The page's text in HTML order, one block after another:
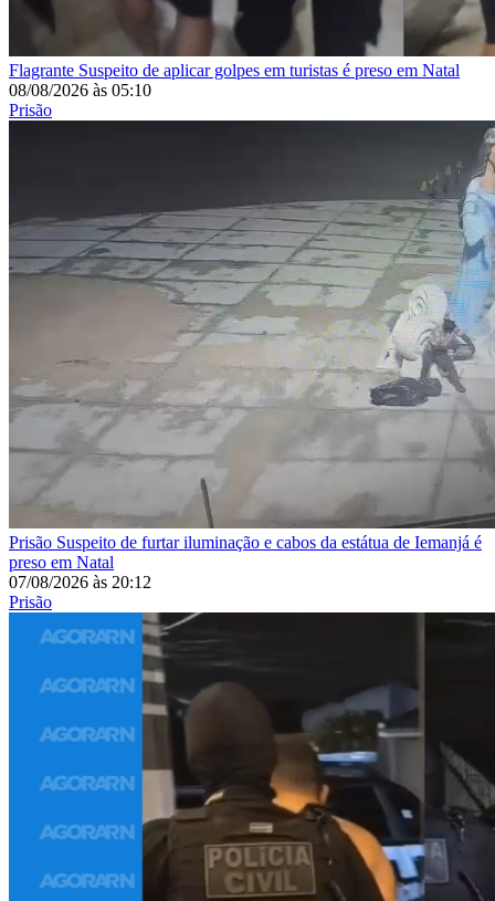
Flagrante Suspeito de aplicar golpes em turistas é preso em Natal
08/08/2026 às 05:10
Prisão
Prisão Suspeito de furtar iluminação e cabos da estátua de Iemanjá é
preso em Natal
07/08/2026 às 20:12
Prisão